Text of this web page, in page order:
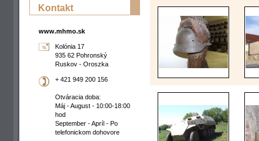
Kontakt
www.mhmo.sk
Kolónia 17
935 62 Pohronský
Ruskov - Oroszka
+ 421 949 200 156
Otváracia doba:
Máj - August - 10:00-18:00
hod
September - Apríl - Po
telefonickom dohovore